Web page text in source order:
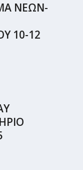
ΝΕΩΝ-
10-12